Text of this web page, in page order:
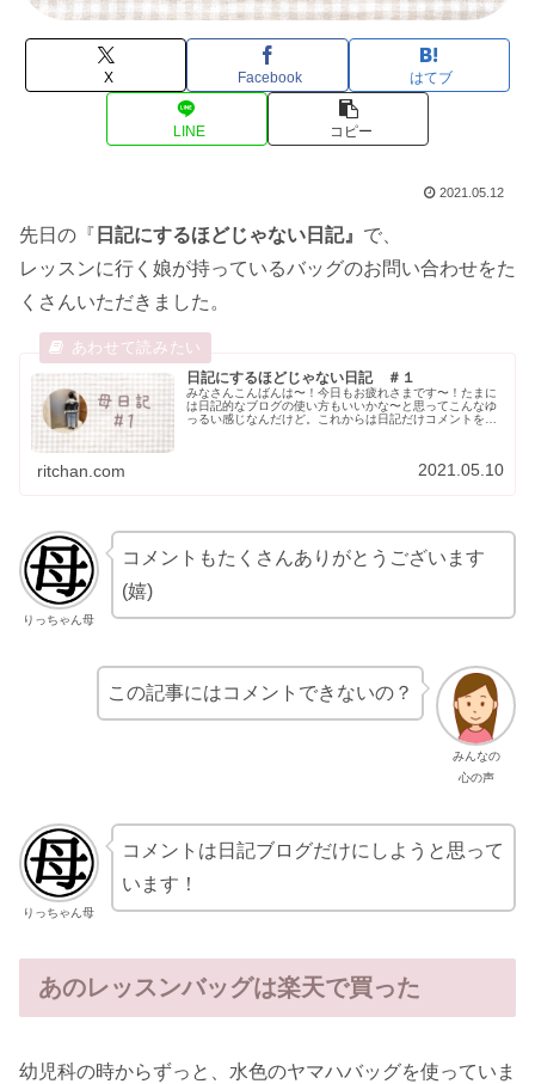
X Facebook はてブ
LINE コピー
2021.05.12
先日の『 日記にするほどじゃない日記』 で、
レッスンに行く娘が持っているバッグのお問い合わせをた
くさんいただきました。
日記にするほどじゃない日記 ＃１
みなさんこんばんは〜！今日もお疲れさまです〜！たまに
は日記的なブログの使い方もいいかな〜と思ってこんなゆ
っるい感じなんだけど。これからは日記だけコメントをオ
ritchan.com 2021.05.10
りっちゃん母
コメントもたくさんありがとうございます
(嬉)
みんなの
心の声
この記事にはコメントできないの？
りっちゃん母
コメントは日記ブログだけにしようと思って
います！
あのレッスンバッグは楽天で買った
幼児科の時からずっと、水色のヤマハバッグを使っていま